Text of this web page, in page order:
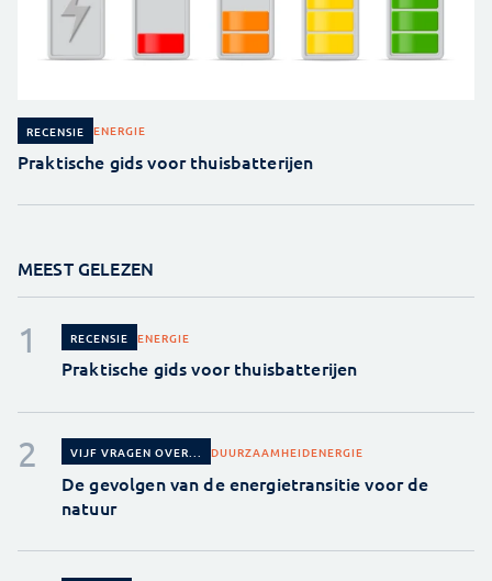
RECENSIE ENERGIE
Praktische gids voor thuisbatterijen
MEEST GELEZEN
RECENSIE ENERGIE
Praktische gids voor thuisbatterijen
VIJF VRAGEN OVER... DUURZAAMHEIDENERGIE
De gevolgen van de energietransitie voor de
natuur